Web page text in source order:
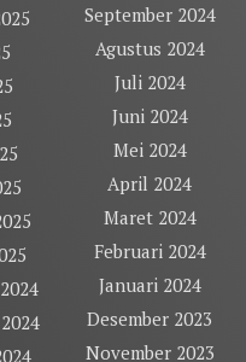
September 2024
Agustus 2024
Juli 2024
Juni 2024
Mei 2024
April 2024
Maret 2024
Februari 2024
Januari 2024
Desember 2023
November 2023